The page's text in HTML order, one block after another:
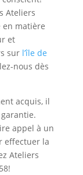
Ateliers
en matière
et
sur l’île de
nous dès
acquis, il
appel à un
effectuer la
Ateliers